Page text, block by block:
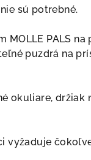
sú potrebné.
MOLLE PALS
puzdrá na
okuliare,
vyžaduje